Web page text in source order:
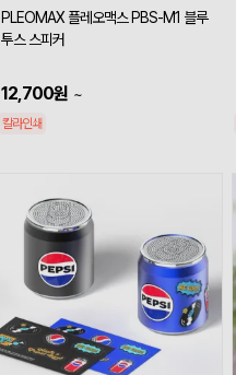
PLEOMAX 플레오맥스 PBS-M1 블루
투스 스피커
12,700원 ~
칼라인쇄